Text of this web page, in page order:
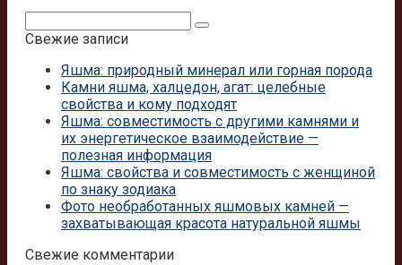
Свежие записи
Яшма: природный минерал или горная порода
Камни яшма, халцедон, агат: целебные
свойства и кому подходят
Яшма: совместимость с другими камнями и
их энергетическое взаимодействие —
полезная информация
Яшма: свойства и совместимость с женщиной
по знаку зодиака
Фото необработанных яшмовых камней —
захватывающая красота натуральной яшмы
Свежие комментарии